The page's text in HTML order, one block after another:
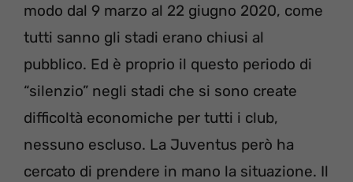
modo dal 9 marzo al 22 giugno 2020, come
tutti sanno gli stadi erano chiusi al
pubblico. Ed è proprio il questo periodo di
“silenzio” negli stadi che si sono create
difficoltà economiche per tutti i club,
nessuno escluso. La Juventus però ha
cercato di prendere in mano la situazione. Il